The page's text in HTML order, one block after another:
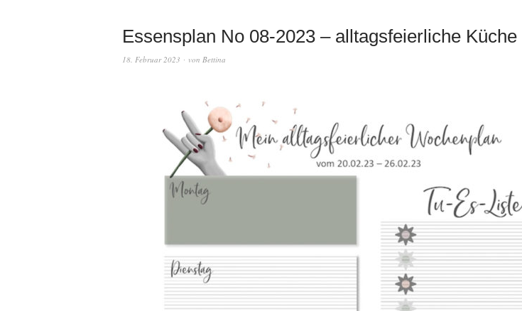
Essensplan No 08-2023 – alltagsfeierliche Küche
18. Februar 2023 von Bettina